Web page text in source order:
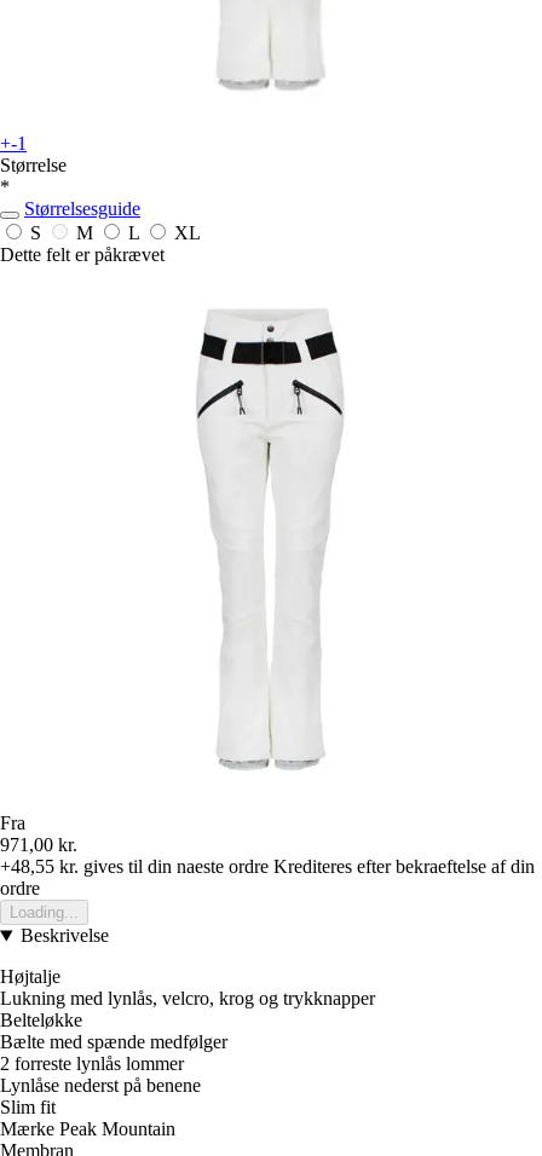
+-1
Størrelse
*
Størrelsesguide
S
M L
XL
Dette felt er påkrævet
Fra
971,00 kr.
+48,55 kr. gives til din naeste ordre Krediteres efter bekraeftelse af din
ordre
Loading...
Beskrivelse
Højtalje
Lukning med lynlås, velcro, krog og trykknapper
Belteløkke
Bælte med spænde medfølger
2 forreste lynlås lommer
Lynlåse nederst på benene
Slim fit
Mærke Peak Mountain
Membran